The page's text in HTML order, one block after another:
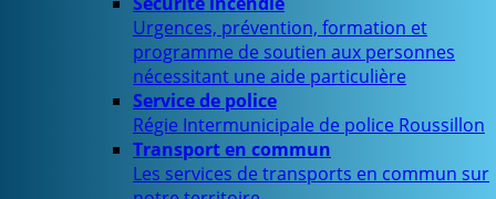
Urgences, prévention, formation et
programme de soutien aux personnes
nécessitant une aide particulière
Service de police
Régie Intermunicipale de police Roussillon
Transport en commun
Les services de transports en commun sur